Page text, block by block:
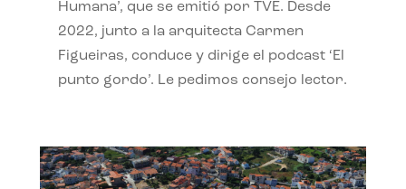
Humana’, que se emitió por TVE. Desde
2022, junto a la arquitecta Carmen
Figueiras, conduce y dirige el podcast ‘El
punto gordo’. Le pedimos consejo lector.